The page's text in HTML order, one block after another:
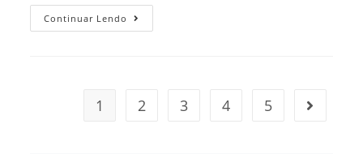
Continuar Lendo Plano
Bradesco
1 2 3 4 5 Go to the